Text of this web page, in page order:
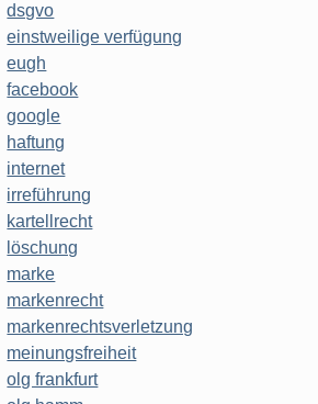
dsgvo
einstweilige verfügung
eugh
facebook
google
haftung
internet
irreführung
kartellrecht
löschung
marke
markenrecht
markenrechtsverletzung
meinungsfreiheit
olg frankfurt